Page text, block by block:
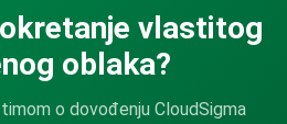
vlastitog
oblaka?
o dovođenju CloudSigma